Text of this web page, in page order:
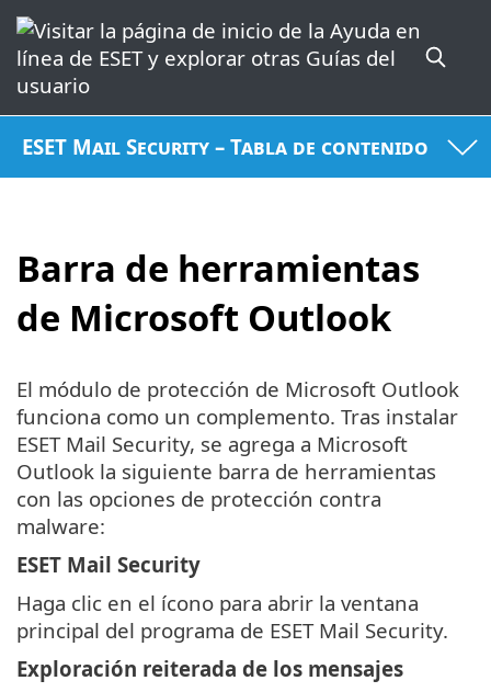
ESET Mail Security – Tabla de contenido
Barra de herramientas
de Microsoft Outlook
El módulo de protección de Microsoft Outlook
funciona como un complemento. Tras instalar
ESET Mail Security, se agrega a Microsoft
Outlook la siguiente barra de herramientas
con las opciones de protección contra
malware:
ESET Mail Security
Haga clic en el ícono para abrir la ventana
principal del programa de ESET Mail Security.
Exploración reiterada de los mensajes